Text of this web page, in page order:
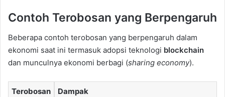
Contoh Terobosan yang Berpengaruh
Beberapa contoh terobosan yang berpengaruh dalam
ekonomi saat ini termasuk adopsi teknologi blockchain
dan munculnya ekonomi berbagi (sharing economy).
Terobosan Dampak